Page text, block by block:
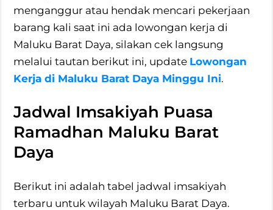
menganggur atau hendak mencari pekerjaan
barang kali saat ini ada lowongan kerja di
Maluku Barat Daya, silakan cek langsung
melalui tautan berikut ini, update Lowongan
Kerja di Maluku Barat Daya Minggu Ini.
Jadwal Imsakiyah Puasa
Ramadhan Maluku Barat
Daya
Berikut ini adalah tabel jadwal imsakiyah
terbaru untuk wilayah Maluku Barat Daya.